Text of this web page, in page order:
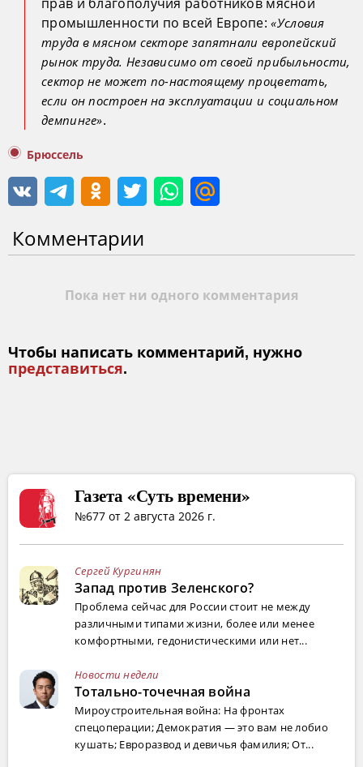
промышленности по всей Европе:«Условия
труда в мясном секторе запятнали европейский
рынок труда. Независимо от своей прибыльности,
сектор не может по-настоящему процветать,
если он построен на эксплуатации и социальном
демпинге».
Брюссель
Комментарии
Пока нет ни одного комментария
Чтобы написать комментарий, нужно
представиться.
Газета «Суть времени»
№677 от 2 августа 2026 г.
Сергей Кургинян
Запад против Зеленского?
Проблема сейчас для России стоит не между
различными типами жизни, более или менее
комфортными, гедонистическими или нет...
Новости недели
Тотально-точечная война
Мироустроительная война: На фронтах
спецоперации; Демократия — это вам не лобио
кушать; Евроразвод и девичья фамилия; От...